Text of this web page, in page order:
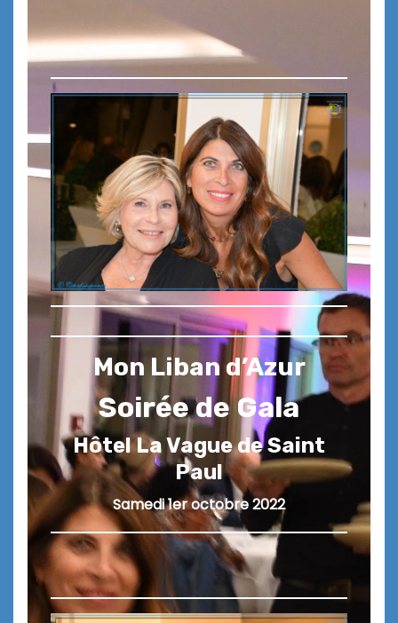
Mon Liban d’Azur
Soirée de Gala
Hôtel La Vague de Saint
Paul
Samedi 1er octobre 2022